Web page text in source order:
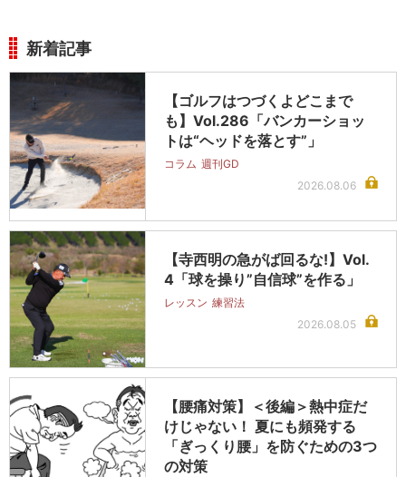
新着記事
【ゴルフはつづくよどこまで
も】Vol.286「バンカーショッ
トは“ヘッドを落とす”」
コラム 週刊GD
2026.08.06
【寺西明の急がば回るな!】Vol.
4「球を操り”自信球”を作る」
レッスン 練習法
2026.08.05
【腰痛対策】＜後編＞熱中症だ
けじゃない！ 夏にも頻発する
「ぎっくり腰」を防ぐための3つ
の対策